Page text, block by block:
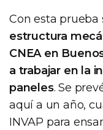
Con esta prueba
estructura
CNEA en
a trabajar en la
paneles. Se
aquí a un año,
INVAP para